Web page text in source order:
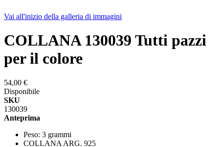
Vai all'inizio della galleria di immagini
COLLANA 130039 Tutti pazzi
per il colore
54,00 €
Disponibile
SKU
130039
Anteprima
Peso: 3 grammi
COLLANA ARG. 925